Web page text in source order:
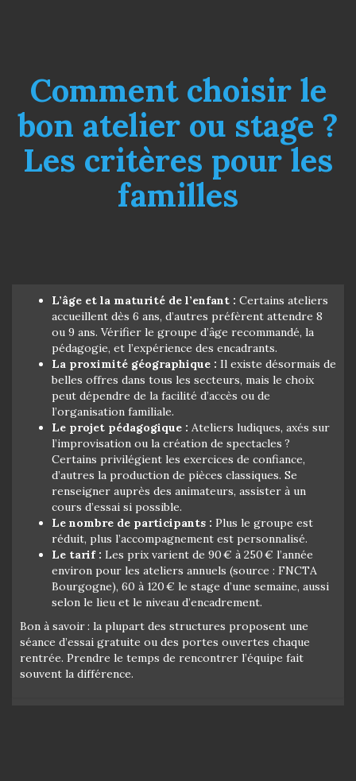
Comment choisir le
bon atelier ou stage ?
Les critères pour les
familles
L’âge et la maturité de l’enfant : Certains ateliers
accueillent dès 6 ans, d’autres préfèrent attendre 8
ou 9 ans. Vérifier le groupe d’âge recommandé, la
pédagogie, et l’expérience des encadrants.
La proximité géographique : Il existe désormais de
belles offres dans tous les secteurs, mais le choix
peut dépendre de la facilité d’accès ou de
l’organisation familiale.
Le projet pédagogique : Ateliers ludiques, axés sur
l’improvisation ou la création de spectacles ?
Certains privilégient les exercices de confiance,
d’autres la production de pièces classiques. Se
renseigner auprès des animateurs, assister à un
cours d’essai si possible.
Le nombre de participants : Plus le groupe est
réduit, plus l’accompagnement est personnalisé.
Le tarif : Les prix varient de 90 € à 250 € l’année
environ pour les ateliers annuels (source : FNCTA
Bourgogne), 60 à 120 € le stage d’une semaine, aussi
selon le lieu et le niveau d’encadrement.
Bon à savoir : la plupart des structures proposent une
séance d’essai gratuite ou des portes ouvertes chaque
rentrée. Prendre le temps de rencontrer l’équipe fait
souvent la différence.